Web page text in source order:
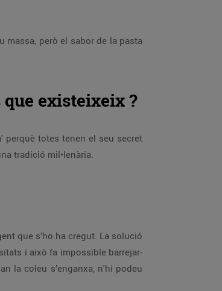
massa, però el sabor de la pasta
existeixeix ?
perquè totes tenen el seu secret
tradició mil•lenària.
que s’ho ha cregut. La solució
i això fa impossible barrejar-
la coleu s’enganxa, n'hi podeu